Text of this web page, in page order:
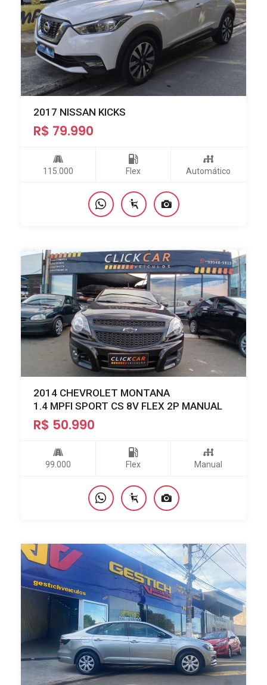
2017 NISSAN KICKS
R$ 79.990
115.000 Flex Automático
2014 CHEVROLET MONTANA
1.4 MPFI SPORT CS 8V FLEX 2P MANUAL
R$ 50.990
99.000 Flex Manual